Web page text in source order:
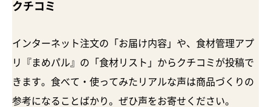
クチコミ
インターネット注文の「お届け内容」や、食材管理アプ
リ『まめパル』の「食材リスト」からクチコミが投稿で
きます。食べて・使ってみたリアルな声は商品づくりの
参考になることばかり。ぜひ声をお寄せください。